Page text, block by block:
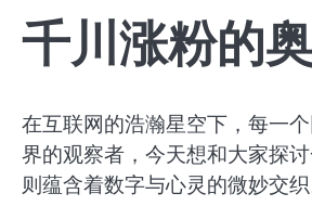
千川涨粉的
在互联网的浩瀚星空下，每一
界的观察者，今天想和大家探
则蕴含着数字与心灵的微妙交织